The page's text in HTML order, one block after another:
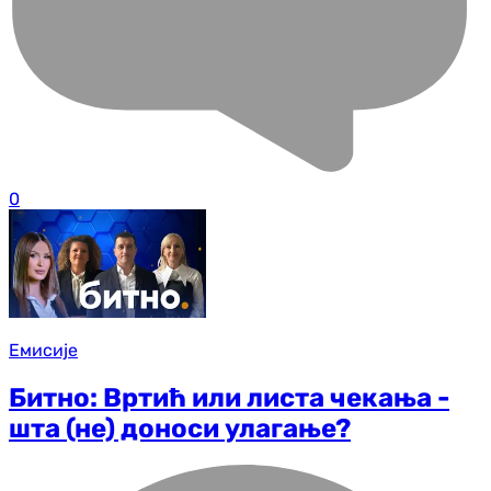
0
Емисије
Битно: Вртић или листа чекања -
шта (не) доноси улагање?